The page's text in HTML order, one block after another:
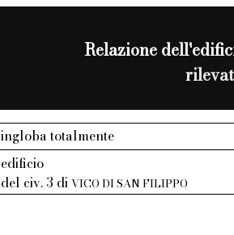
Relazione
ingloba totalmente
edificio
del civ. 3 diVICO DI SAN FILIPPO